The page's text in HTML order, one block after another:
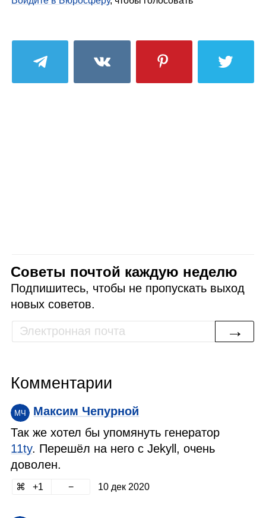
Советы почтой каждую неделю
Подпишитесь, чтобы не пропускать выход
новых советов.
→
Комментарии
МЧ
Максим Чепурной
Так же хотел бы упомянуть генератор
11ty. Перешёл на него с Jekyll, очень
доволен.
1 10 дек 2020